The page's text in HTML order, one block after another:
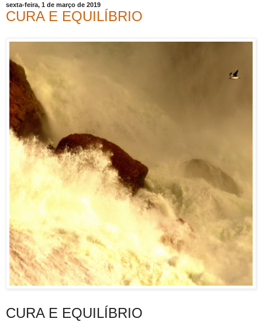
sexta-feira, 1 de março de 2019
CURA E EQUILÍBRIO
CURA E EQUILÍBRIO